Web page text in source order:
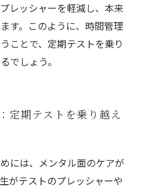
レッシャーを軽減し、本来
す。このように、時間管理
ことで、定期テストを乗り
でしょう。
定期テストを乗り越え
には、メンタル面のケアが
がテストのプレッシャーや